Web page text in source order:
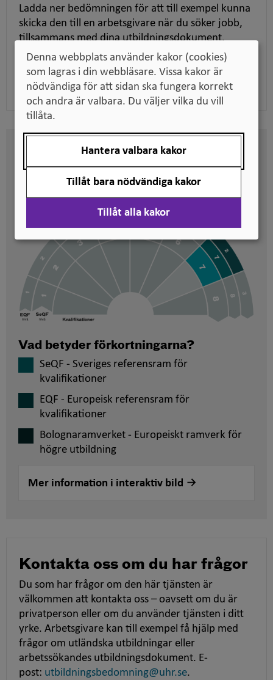
Ladda ner bedömningen för att till exempel kunna
skicka den till en arbetsgivare när du söker jobb,
tillsammans med dina utbildningsdokument.
Ladda ner pdf
Här kan du se på vilken nivå
svenska kvalifikationer är
placerade
Vad betyder förkortningarna?
SeQF - Sveriges referensram för
kvalifikationer
EQF - Europeisk referensram för
kvalifikationer
Bolognaramverket - Europeiskt ramverk för
högre utbildning
Mer information i interaktiv bild
Kontakta oss om du har frågor
Du som har frågor om den här tjänsten är
välkommen att kontakta oss – oavsett om du är
privatperson eller om du använder tjänsten i ditt
yrke. Arbetsgivare kan till exempel få hjälp med
frågor om utländska utbildningar eller
arbetssökandes utbildningsdokument. E-
post: utbildningsbedomning@uhr.se.
Denna webbplats använder kakor (cookies)
som lagras i din webbläsare. Vissa kakor är
nödvändiga för att sidan ska fungera korrekt
och andra är valbara. Du väljer vilka du vill
tillåta.
Hantera valbara kakor
Tillåt bara nödvändiga kakor
Tillåt alla kakor